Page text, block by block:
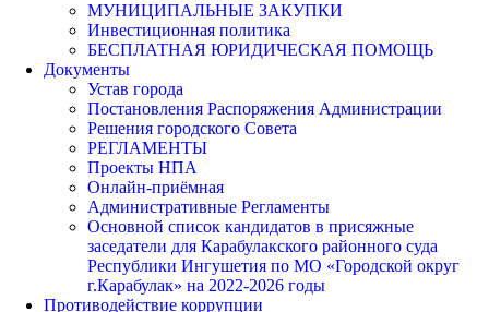
МУНИЦИПАЛЬНЫЕ ЗАКУПКИ
Инвестиционная политика
БЕСПЛАТНАЯ ЮРИДИЧЕСКАЯ ПОМОЩЬ
Документы
Устав города
Постановления Распоряжения Администрации
Решения городского Совета
РЕГЛАМЕНТЫ
Проекты НПА
Онлайн-приёмная
Административные Регламенты
Основной список кандидатов в присяжные
заседатели для Карабулакского районного суда
Республики Ингушетия по МО «Городской округ
г.Карабулак» на 2022-2026 годы
Противодействие коррупции